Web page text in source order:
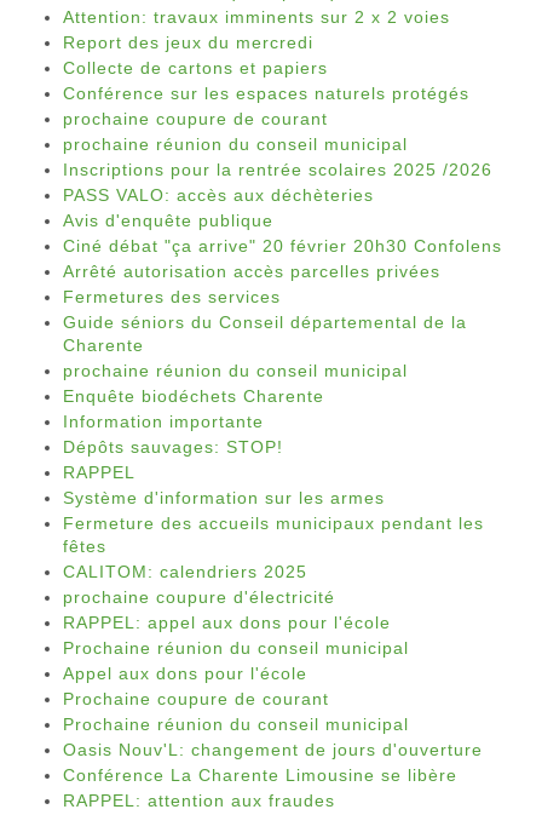
Attention: travaux imminents sur 2 x 2 voies
Report des jeux du mercredi
Collecte de cartons et papiers
Conférence sur les espaces naturels protégés
prochaine coupure de courant
prochaine réunion du conseil municipal
Inscriptions pour la rentrée scolaires 2025 /2026
PASS VALO: accès aux déchèteries
Avis d'enquête publique
Ciné débat "ça arrive" 20 février 20h30 Confolens
Arrêté autorisation accès parcelles privées
Fermetures des services
Guide séniors du Conseil départemental de la
Charente
prochaine réunion du conseil municipal
Enquête biodéchets Charente
Information importante
Dépôts sauvages: STOP!
RAPPEL
Système d'information sur les armes
Fermeture des accueils municipaux pendant les
fêtes
CALITOM: calendriers 2025
prochaine coupure d'électricité
RAPPEL: appel aux dons pour l'école
Prochaine réunion du conseil municipal
Appel aux dons pour l'école
Prochaine coupure de courant
Prochaine réunion du conseil municipal
Oasis Nouv'L: changement de jours d'ouverture
Conférence La Charente Limousine se libère
RAPPEL: attention aux fraudes